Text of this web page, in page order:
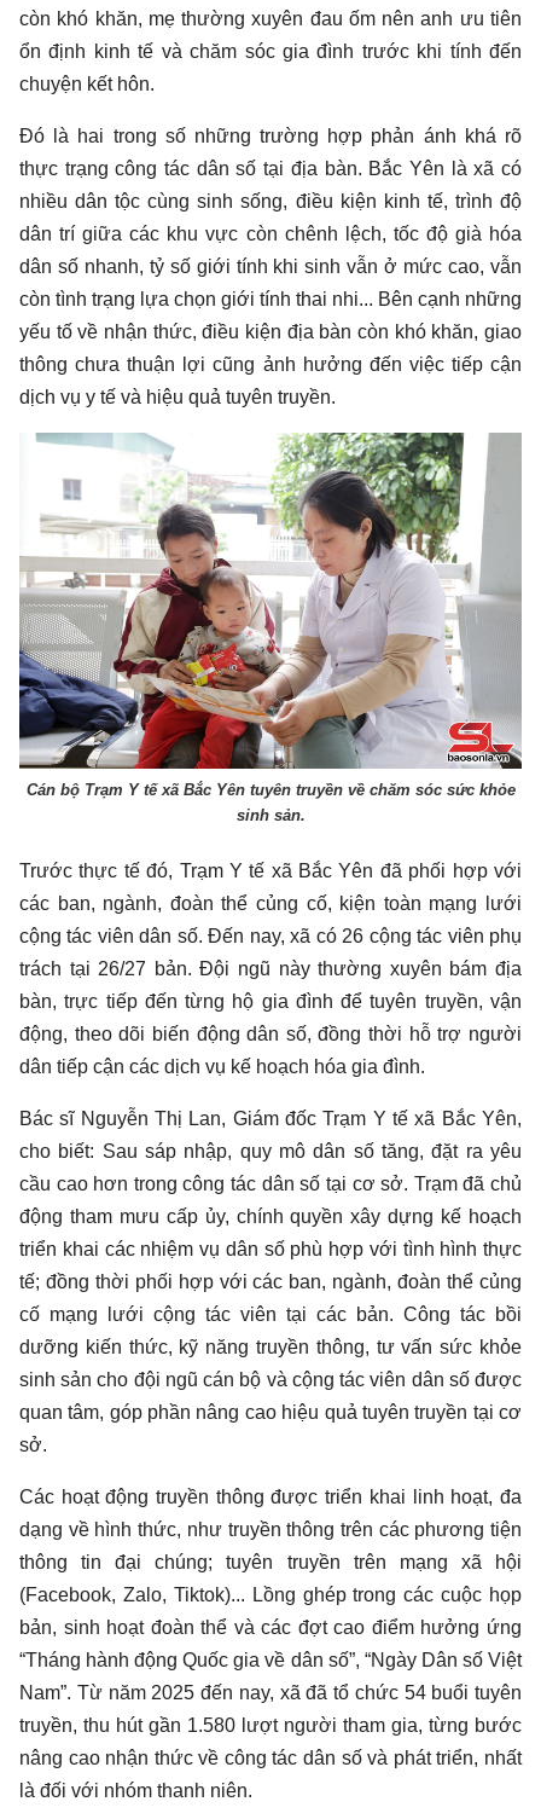
còn khó khăn, mẹ thường xuyên đau ốm nên anh ưu tiên
ổn định kinh tế và chăm sóc gia đình trước khi tính đến
chuyện kết hôn.
Đó là hai trong số những trường hợp phản ánh khá rõ
thực trạng công tác dân số tại địa bàn. Bắc Yên là xã có
nhiều dân tộc cùng sinh sống, điều kiện kinh tế, trình độ
dân trí giữa các khu vực còn chênh lệch, tốc độ già hóa
dân số nhanh, tỷ số giới tính khi sinh vẫn ở mức cao, vẫn
còn tình trạng lựa chọn giới tính thai nhi... Bên cạnh những
yếu tố về nhận thức, điều kiện địa bàn còn khó khăn, giao
thông chưa thuận lợi cũng ảnh hưởng đến việc tiếp cận
dịch vụ y tế và hiệu quả tuyên truyền.
Cán bộ Trạm Y tế xã Bắc Yên tuyên truyền về chăm sóc sức khỏe
sinh sản.
Trước thực tế đó, Trạm Y tế xã Bắc Yên đã phối hợp với
các ban, ngành, đoàn thể củng cố, kiện toàn mạng lưới
cộng tác viên dân số. Đến nay, xã có 26 cộng tác viên phụ
trách tại 26/27 bản. Đội ngũ này thường xuyên bám địa
bàn, trực tiếp đến từng hộ gia đình để tuyên truyền, vận
động, theo dõi biến động dân số, đồng thời hỗ trợ người
dân tiếp cận các dịch vụ kế hoạch hóa gia đình.
Bác sĩ Nguyễn Thị Lan, Giám đốc Trạm Y tế xã Bắc Yên,
cho biết: Sau sáp nhập, quy mô dân số tăng, đặt ra yêu
cầu cao hơn trong công tác dân số tại cơ sở. Trạm đã chủ
động tham mưu cấp ủy, chính quyền xây dựng kế hoạch
triển khai các nhiệm vụ dân số phù hợp với tình hình thực
tế; đồng thời phối hợp với các ban, ngành, đoàn thể củng
cố mạng lưới cộng tác viên tại các bản. Công tác bồi
dưỡng kiến thức, kỹ năng truyền thông, tư vấn sức khỏe
sinh sản cho đội ngũ cán bộ và cộng tác viên dân số được
quan tâm, góp phần nâng cao hiệu quả tuyên truyền tại cơ
sở.
Các hoạt động truyền thông được triển khai linh hoạt, đa
dạng về hình thức, như truyền thông trên các phương tiện
thông tin đại chúng; tuyên truyền trên mạng xã hội
(Facebook, Zalo, Tiktok)... Lồng ghép trong các cuộc họp
bản, sinh hoạt đoàn thể và các đợt cao điểm hưởng ứng
“Tháng hành động Quốc gia về dân số”, “Ngày Dân số Việt
Nam”. Từ năm 2025 đến nay, xã đã tổ chức 54 buổi tuyên
truyền, thu hút gần 1.580 lượt người tham gia, từng bước
nâng cao nhận thức về công tác dân số và phát triển, nhất
là đối với nhóm thanh niên.